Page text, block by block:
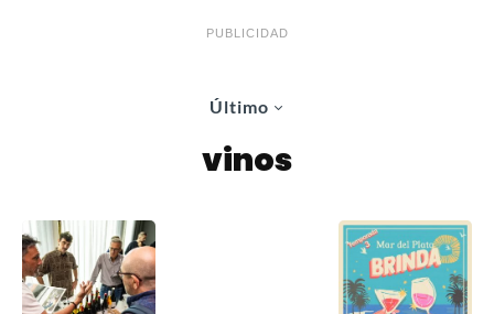
PUBLICIDAD
Último
vinos